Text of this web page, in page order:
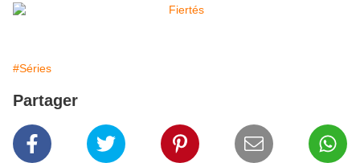
#Séries
Partager